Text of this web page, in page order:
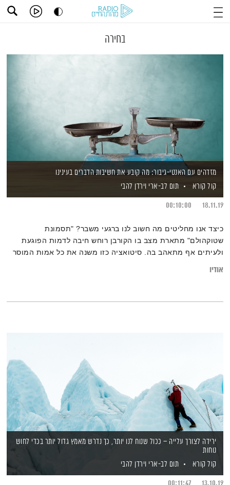
בחירה
מזדהים עם האנטי-גיבור: מה קובע את חשיבות הדברים בעינינו
קול קורא
תום לב-ארי וירדן להבי
18.11.19
00:10:00
כיצד אנו מחליטים מה חשוב לנו ברגעי משבר? "תסמונת
שטוקהולם" מתארת מצב בו הקורבן רוחש חיבה לדמות הפוגעת
ולעיתים אף מתאהב בה. סיטואציה כזו משנה את כל אמות המוסר
אודיו
ירידה לצורך עלייה – ככול שנוח לנו יותר, כך נדרש מאמץ גדול יותר בכדי לחוש
נוחות
קול קורא
תום לב-ארי וירדן להבי